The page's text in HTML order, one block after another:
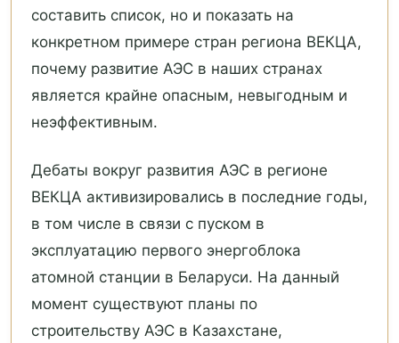
составить список, но и показать на
конкретном примере стран региона ВЕКЦА,
почему развитие АЭС в наших странах
является крайне опасным, невыгодным и
неэффективным.
Дебаты вокруг развития АЭС в регионе
ВЕКЦА активизировались в последние годы,
в том числе в связи c пуском в
эксплуатацию первого энергоблока
атомной станции в Беларуси. На данный
момент существуют планы по
строительству АЭС в Казахстане,